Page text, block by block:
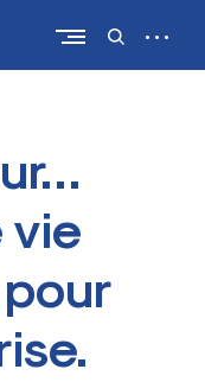
open
form
open
vie